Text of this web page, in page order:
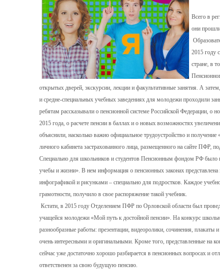
Всего в
они
2015 году
стране, в
открытых дверей, экскурсии, лекции и факультативные занятия. А
и средне-специальных учебных заведениях для молодежи проходили
ребятам рассказывали о пенсионной системе Российской Федерации, о
2015 года, о расчете пенсии в баллах и о новых возможностях
объяснили, насколько важно официальное трудоустройство и получение
личного кабинета застрахованного лица, размещенного на сайте
Специально для школьников и студентов Пенсионным фондом РФ было
учебы и жизни». В нем информация о пенсионных законах
инфографикой и рисунками – специально для подростков. Каждое
грамотности, получило в свое распоряжение такой учебник.
Кстати, в 2015 году Отделением ПФР по Орловской области был
учащейся молодежи «Мой путь к достойной пенсии». На конкурс
разнообразные работы: презентации, видеоролики, сочинения, плакаты
очень интересными и оригинальными. Кроме того, представленные на
сейчас уже достаточно хорошо разбирается в пенсионных вопросах и
ответственен за свою будущую пенсию.